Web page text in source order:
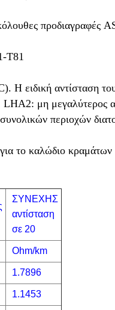
προδιαγραφές
T81
ειδική αντίσταση
LHA2: μη μεγαλύτερος
περιοχών
το καλώδιο κραμάτων
ΣΥΝΕΧΗΣ
αντίσταση
σε 20
Ohm/km
1.7896
1.1453